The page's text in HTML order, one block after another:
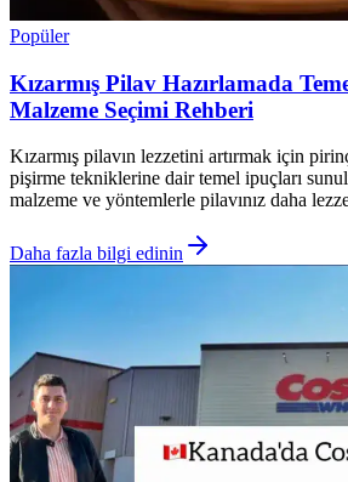
Popüler
Kızarmış Pilav Hazırlamada
Malzeme Seçimi Rehberi
Kızarmış pilavın lezzetini artırmak için
pişirme tekniklerine dair temel ipuçları
malzeme ve yöntemlerle pilavınız daha
Daha fazla bilgi edinin